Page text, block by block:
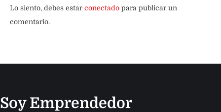
Lo siento, debes estarconectado para publicar un
comentario.
Soy Emprendedor